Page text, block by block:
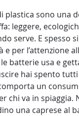
plastica sono una
leggere,
serve. E spesso
e per l’attenzione
batterie usa e
hai spento
un
chi va in
una caprese al